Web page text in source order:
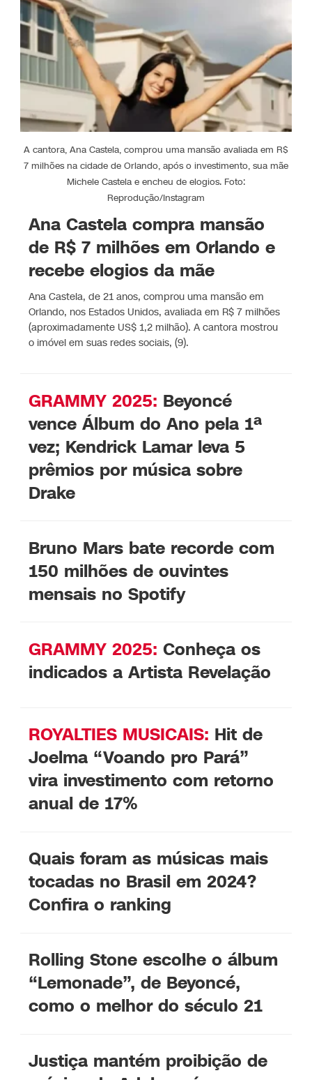
A cantora, Ana Castela, comprou uma mansão avaliada em R$
7 milhões na cidade de Orlando, após o investimento, sua mãe
Michele Castela e encheu de elogios. Foto:
Reprodução/Instagram
Ana Castela compra mansão
de R$ 7 milhões em Orlando e
recebe elogios da mãe
Ana Castela, de 21 anos, comprou uma mansão em
Orlando, nos Estados Unidos, avaliada em R$ 7 milhões
(aproximadamente US$ 1,2 milhão). A cantora mostrou
o imóvel em suas redes sociais, (9).
GRAMMY 2025: Beyoncé
vence Álbum do Ano pela 1ª
vez; Kendrick Lamar leva 5
prêmios por música sobre
Drake
Bruno Mars bate recorde com
150 milhões de ouvintes
mensais no Spotify
GRAMMY 2025: Conheça os
indicados a Artista Revelação
ROYALTIES MUSICAIS: Hit de
Joelma “Voando pro Pará”
vira investimento com retorno
anual de 17%
Quais foram as músicas mais
tocadas no Brasil em 2024?
Confira o ranking
Rolling Stone escolhe o álbum
“Lemonade”, de Beyoncé,
como o melhor do século 21
Justiça mantém proibição de